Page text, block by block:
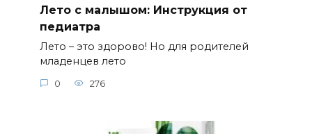
Лето с малышом: Инструкция от
педиатра
Лето – это здорово! Но для родителей
младенцев лето
0 276